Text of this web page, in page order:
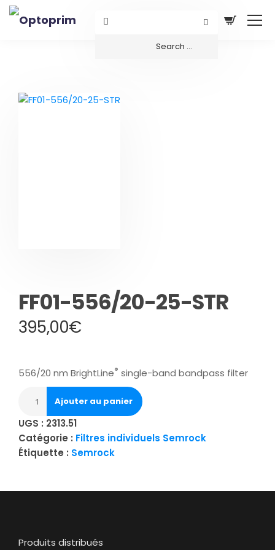
FF01-556/20-25-STR
395,00€
556/20 nm BrightLine® single-band bandpass filter
Ajouter au panier
UGS : 2313.51
Catégorie : Filtres individuels Semrock
Étiquette : Semrock
Produits distribués